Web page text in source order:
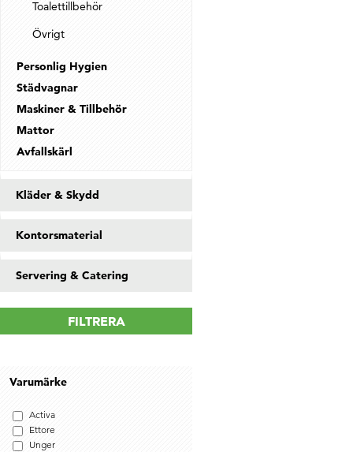
Toalettillbehör
Övrigt
Personlig Hygien
Städvagnar
Maskiner & Tillbehör
Mattor
Avfallskärl
Kläder & Skydd
Kontorsmaterial
Servering & Catering
FILTRERA
Varumärke
Activa
Ettore
Unger